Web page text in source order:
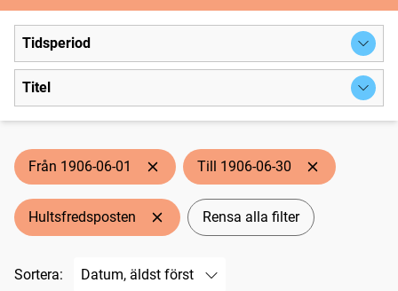
Tidsperiod
Titel
Från 1906-06-01 Till 1906-06-30
Hultsfredsposten Rensa alla filter
Sortera: